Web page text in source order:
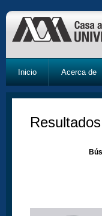
Inicio Acerca de